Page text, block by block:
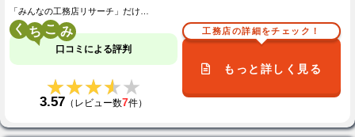
「みんなの工務店リサーチ」だけ…
く こ
口コミによる評判
★★★★★
★★★★★
3.57 （レビュー数7件）
工務店の詳細をチェック！
もっと詳しく見る